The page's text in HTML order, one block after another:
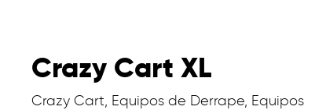
Crazy Cart XL
Crazy Cart, Equipos de Derrape, Equipos